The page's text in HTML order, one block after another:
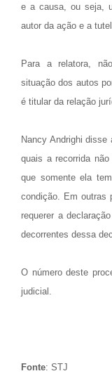
e a causa, ou seja,
autor da ação e a
Para a relatora,
situação dos autos
é titular da relação
Nancy Andrighi disse
quais a recorrida
que somente ela
condição. Em outras
requerer a
decorrentes dessa
O número deste
judicial.
Fonte: STJ